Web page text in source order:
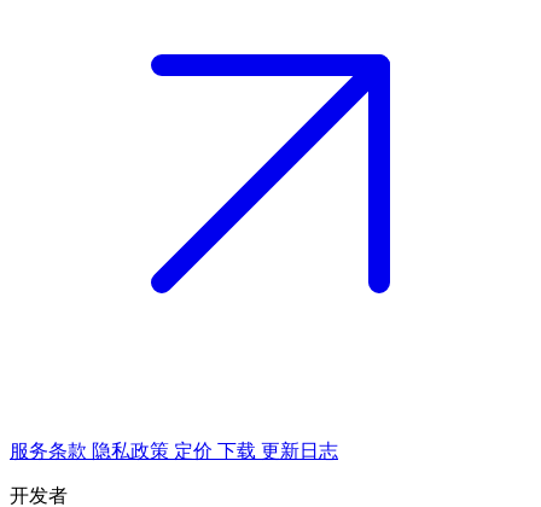
服务条款 隐私政策 定价 下载 更新日志
开发者